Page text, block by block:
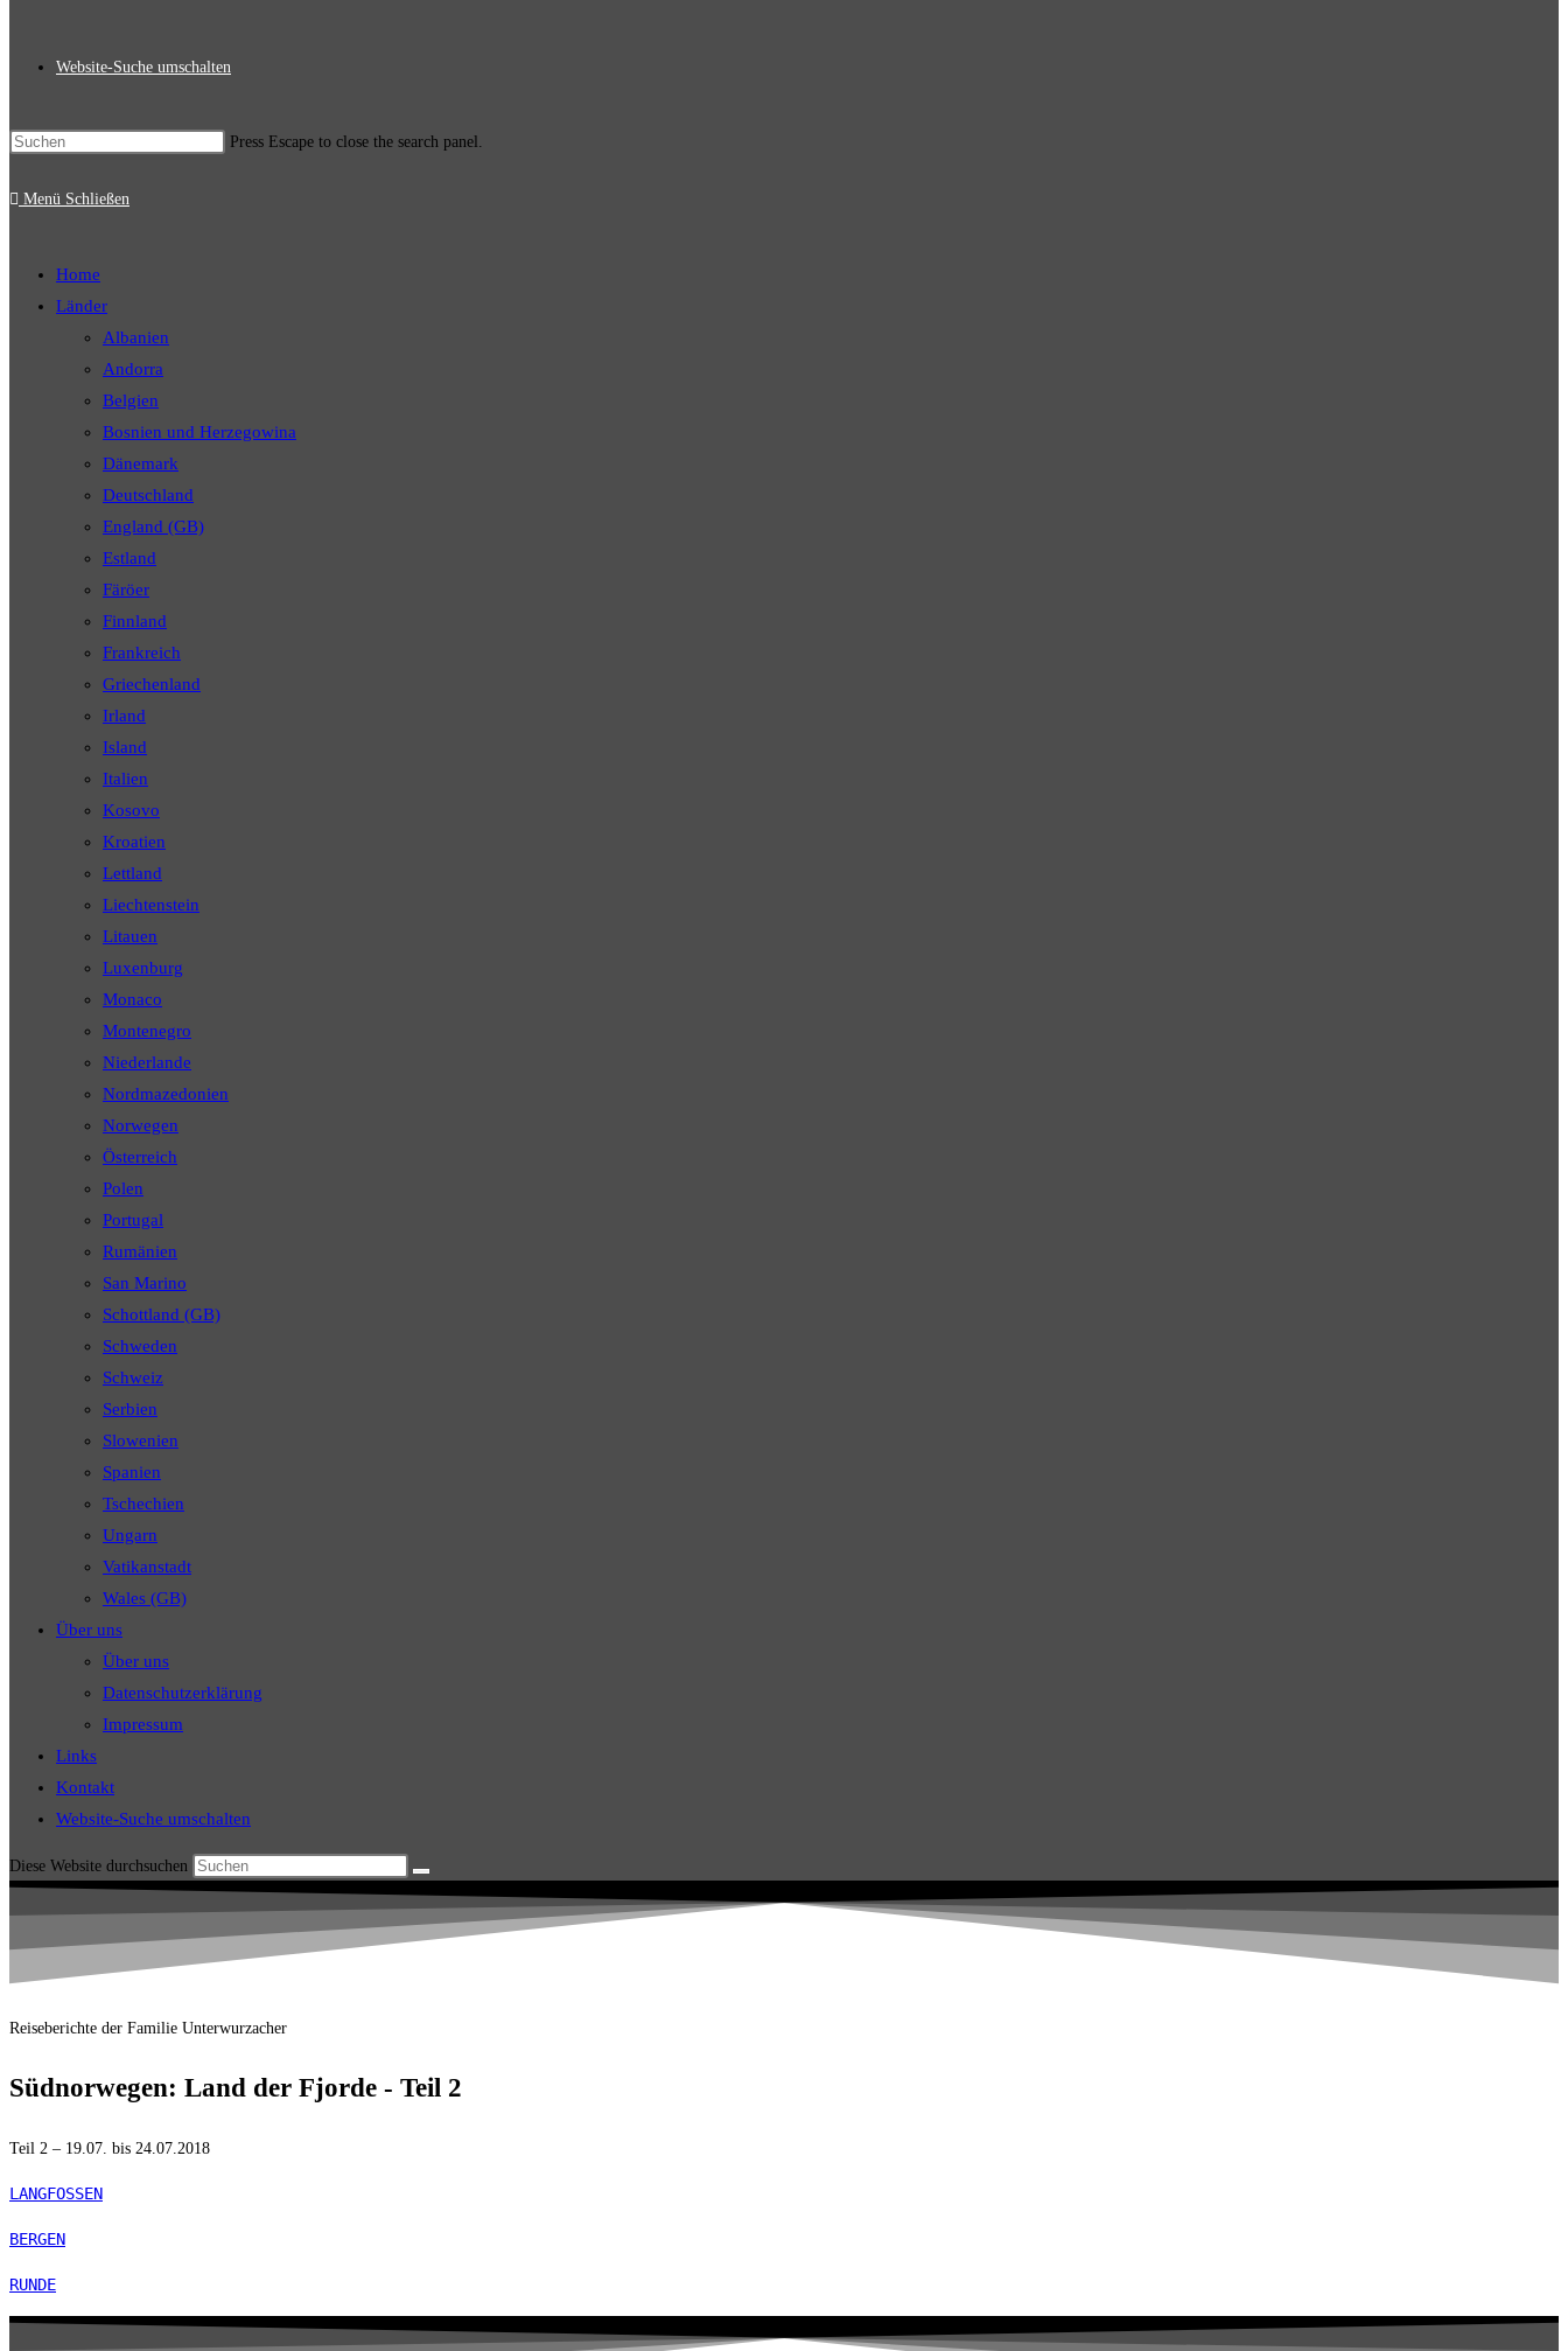
Website-Suche umschalten
Press Escape to close the search panel.
Menü Schließen
Home
Länder
Albanien
Andorra
Belgien
Bosnien und Herzegowina
Dänemark
Deutschland
England (GB)
Estland
Färöer
Finnland
Frankreich
Griechenland
Irland
Island
Italien
Kosovo
Kroatien
Lettland
Liechtenstein
Litauen
Luxenburg
Monaco
Montenegro
Niederlande
Nordmazedonien
Norwegen
Österreich
Polen
Portugal
Rumänien
San Marino
Schottland (GB)
Schweden
Schweiz
Serbien
Slowenien
Spanien
Tschechien
Ungarn
Vatikanstadt
Wales (GB)
Über uns
Über uns
Datenschutzerklärung
Impressum
Links
Kontakt
Website-Suche umschalten
Diese Website durchsuchen
Reiseberichte der Familie Unterwurzacher
Südnorwegen: Land der Fjorde - Teil 2
Teil 2 – 19.07. bis 24.07.2018
LANGFOSSEN
BERGEN
RUNDE